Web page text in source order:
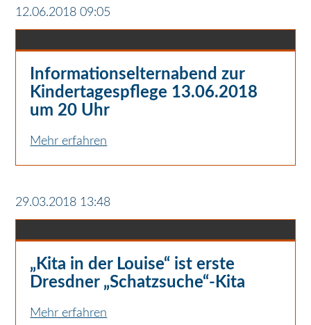
12.06.2018 09:05
Informationselternabend zur
Kindertagespflege 13.06.2018
um 20 Uhr
Mehr erfahren
29.03.2018 13:48
„Kita in der Louise“ ist erste
Dresdner „Schatzsuche“-Kita
Mehr erfahren